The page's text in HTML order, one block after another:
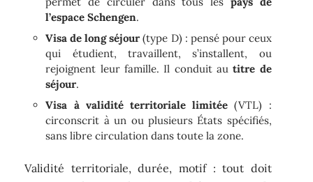
l’espace Schengen.
Visa de long séjour (type D) : pensé pour ceux
qui étudient, travaillent, s’installent, ou
rejoignent leur famille. Il conduit autitre de
séjour.
Visa à validité territoriale limitée (VTL) :
circonscrit à un ou plusieurs États spécifiés,
sans libre circulation dans toute la zone.
Validité territoriale, durée, motif : tout doit